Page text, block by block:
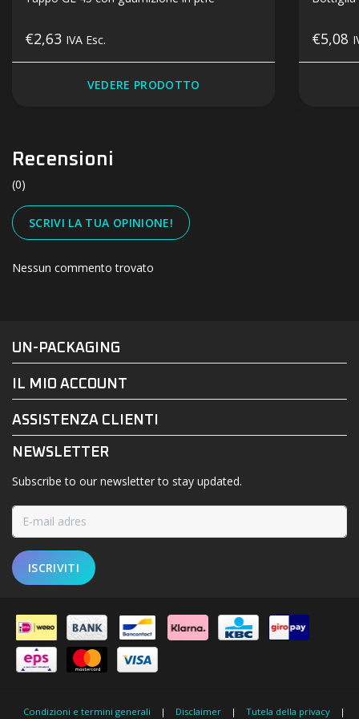
€2,63 IVA Esc.
VEDERE PRODOTTO
€5,08
Recensioni
(0)
SCRIVI LA TUA OPINIONE!
Nessun commento trovato
FACEBOOK
UN-PACKAGING
IL MIO ACCOUNT
ASSISTENZA CLIENTI
NEWSLETTER
Subscribe to our newsletter to stay updated.
ISCRIVITI
Condizioni e termini generali | Disclaimer | Tutela della privacy |